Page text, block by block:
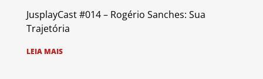
JusplayCast #014 – Rogério Sanches: Sua
Trajetória
LEIA MAIS